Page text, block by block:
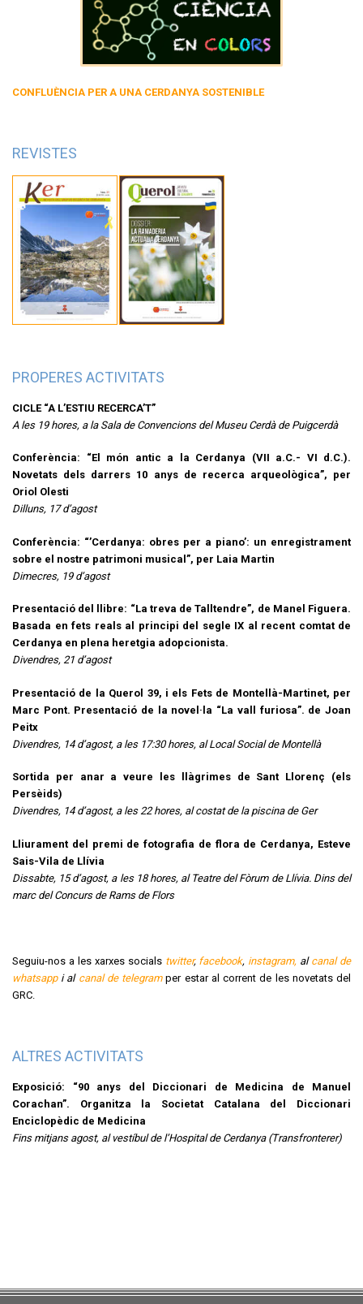
CONFLUÈNCIA PER A UNA CERDANYA SOSTENIBLE
REVISTES
PROPERES ACTIVITATS
CICLE “A L’ESTIU RECERCA’T”
A les 19 hores, a la Sala de Convencions del Museu Cerdà de Puigcerdà
Conferència: “El món antic a la Cerdanya (VII a.C.- VI d.C.).
Novetats dels darrers 10 anys de recerca arqueològica”, per
Oriol Olesti
Dilluns, 17 d’agost
Conferència: “’Cerdanya: obres per a piano’: un enregistrament
sobre el nostre patrimoni musical”, per Laia Martin
Dimecres, 19 d’agost
Presentació del llibre: “La treva de Talltendre”, de Manel Figuera.
Basada en fets reals al principi del segle IX al recent comtat de
Cerdanya en plena heretgia adopcionista.
Divendres, 21 d’agost
Presentació de la Querol 39, i els Fets de Montellà-Martinet, per
Marc Pont. Presentació de la novel·la “La vall furiosa”. de Joan
Peitx
Divendres, 14 d’agost, a les 17:30 hores, al Local Social de Montellà
Sortida per anar a veure les llàgrimes de Sant Llorenç (els
Persèids)
Divendres, 14 d’agost, a les 22 hores, al costat de la piscina de Ger
Lliurament del premi de fotografia de flora de Cerdanya, Esteve
Sais-Vila de Llívia
Dissabte, 15 d’agost, a les 18 hores, al Teatre del Fòrum de Llívia. Dins del
marc del Concurs de Rams de Flors
Seguiu-nos a les xarxes socials twitter, facebook, instagram, al canal de
whatsappi al canal de telegramper estar al corrent de les novetats del
GRC.
ALTRES ACTIVITATS
Exposició: “90 anys del Diccionari de Medicina de Manuel
Corachan”. Organitza la Societat Catalana del Diccionari
Enciclopèdic de Medicina
Fins mitjans agost, al vestíbul de l’Hospital de Cerdanya (Transfronterer)